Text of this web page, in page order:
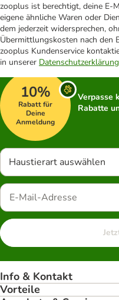
zooplus ist berechtigt, deine
eigene ähnliche Waren oder
dem jederzeit widersprechen,
Übermittlungskosten nach den
zooplus Kundenservice
in unserer Datenschutzerklärung
10%
Rabatt für
Deine
Anmeldung
Verpasse
Rabatte
Haustierart auswählen
Info & Kontakt
Vorteile